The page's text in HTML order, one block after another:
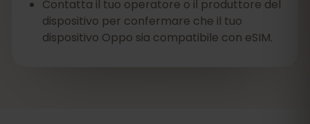
Contatta il tuo operatore o il produttore del
dispositivo per confermare che il tuo
dispositivo Oppo sia compatibile con eSIM.